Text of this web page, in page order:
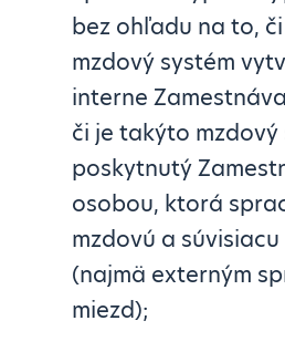
bez ohľadu na to,
mzdový systém
interne
či je takýto mzdový
poskytnutý
osobou, ktorá
mzdovú a
(najmä externým
miezd);